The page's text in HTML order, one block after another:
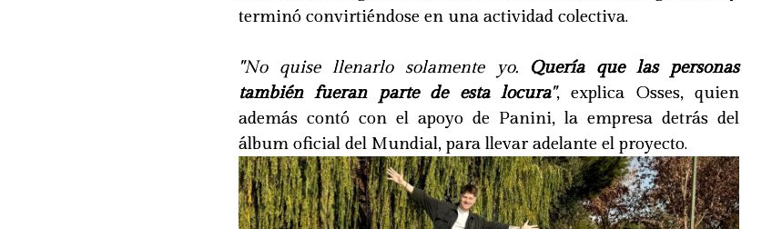
terminó convirtiéndose en una actividad colectiva.
"No quise llenarlo solamente yo.
Quería que las personas
también fueran parte de esta locura", explica Osses, quien
además contó con el apoyo de Panini, la empresa detrás del
álbum oficial del Mundial, para llevar adelante el proyecto.